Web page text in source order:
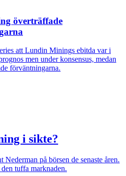
överträffade
att Lundin Minings ebitda var i
men under konsensus, medan
förväntningarna.
i sikte?
på börsen de senaste åren.
tuffa marknaden.